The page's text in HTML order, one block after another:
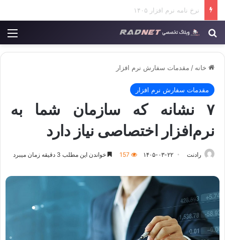
تعدیل در قراردادهای فناوری اطلاعات
جستجو برای
خانه / مقدمات سفارش نرم افزار
مقدمات سفارش نرم افزار
۷ نشانه که سازمان شما به
نرم‌افزار اختصاصی نیاز دارد
رادنت ۱۴۰۵-۰۳-۲۲ 157 خواندن این مطلب 3 دقیقه زمان میبرد